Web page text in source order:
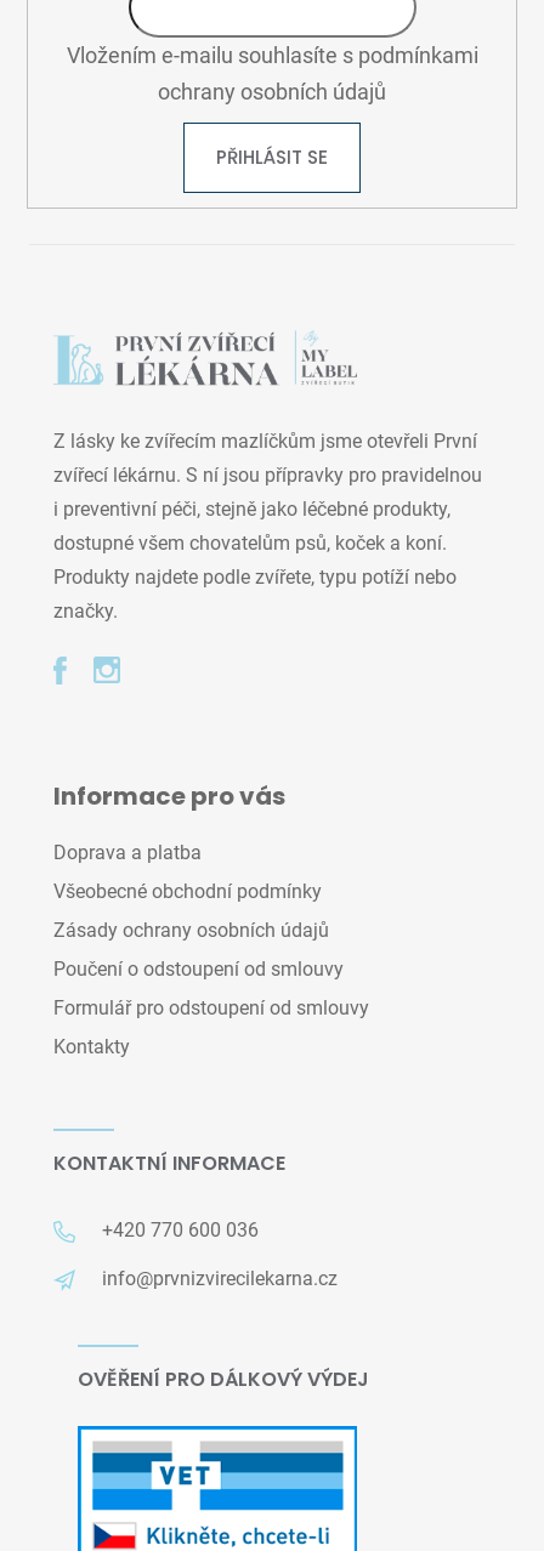
Vložením e-mailu souhlasíte s podmínkami
ochrany osobních údajů
PŘIHLÁSIT SE
Z lásky ke zvířecím mazlíčkům jsme otevřeli První
zvířecí lékárnu. S ní jsou přípravky pro pravidelnou
i preventivní péči, stejně jako léčebné produkty,
dostupné všem chovatelům psů, koček a koní.
Produkty najdete podle zvířete, typu potíží nebo
značky.
Informace pro vás
Doprava a platba
Všeobecné obchodní podmínky
Zásady ochrany osobních údajů
Poučení o odstoupení od smlouvy
Formulář pro odstoupení od smlouvy
Kontakty
KONTAKTNÍ INFORMACE
+420 770 600 036
info@prvnizvirecilekarna.cz
OVĚŘENÍ PRO DÁLKOVÝ VÝDEJ